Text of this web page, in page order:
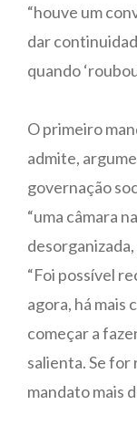
“houve um
dar
quando
O primeiro
admite,
governação
“uma câmara
“Foi possível
agora, há mais
começar a
salienta. Se
mandato mais